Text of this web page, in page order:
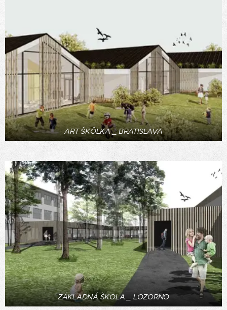
ART ŠKÔLKA _ BRATISLAVA
ZÁKLADNÁ ŠKOLA _ LOZORNO